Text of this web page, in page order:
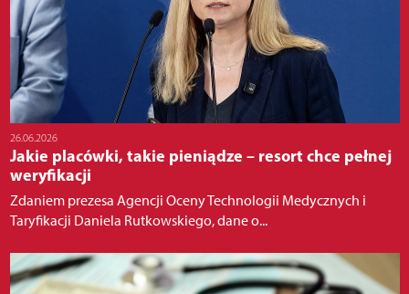
26.06.2026
Jakie placówki, takie pieniądze – resort chce pełnej
weryfikacji
Zdaniem prezesa Agencji Oceny Technologii Medycznych i
Taryfikacji Daniela Rutkowskiego, dane o...